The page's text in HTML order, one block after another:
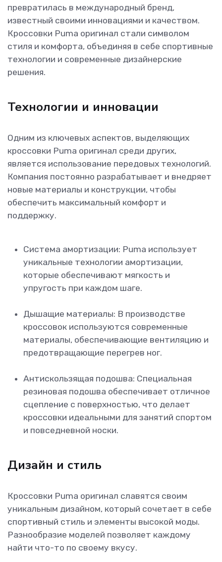
превратилась в международный бренд,
известный своими инновациями и качеством.
Кроссовки Puma оригинал стали символом
стиля и комфорта, объединяя в себе спортивные
технологии и современные дизайнерские
решения.
Технологии и инновации
Одним из ключевых аспектов, выделяющих
кроссовки Puma оригинал среди других,
является использование передовых технологий.
Компания постоянно разрабатывает и внедряет
новые материалы и конструкции, чтобы
обеспечить максимальный комфорт и
поддержку.
Система амортизации: Puma использует
уникальные технологии амортизации,
которые обеспечивают мягкость и
упругость при каждом шаге.
Дышащие материалы: В производстве
кроссовок используются современные
материалы, обеспечивающие вентиляцию и
предотвращающие перегрев ног.
Антискользящая подошва: Специальная
резиновая подошва обеспечивает отличное
сцепление с поверхностью, что делает
кроссовки идеальными для занятий спортом
и повседневной носки.
Дизайн и стиль
Кроссовки Puma оригинал славятся своим
уникальным дизайном, который сочетает в себе
спортивный стиль и элементы высокой моды.
Разнообразие моделей позволяет каждому
найти что-то по своему вкусу.